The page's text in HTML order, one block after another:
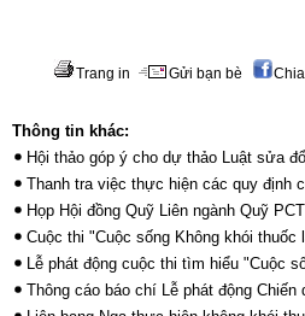
Trang in Gửi bạn bè
Thông tin khác:
Hội thảo góp ý cho dự thảo Luật sửa
Thanh tra việc thực hiện các quy định
Họp Hội đồng Quỹ Liên ngành Quỹ
Cuộc thi "Cuộc sống Không khói thuốc
Lễ phát động cuộc thi tìm hiểu "Cuộc
Thông cáo báo chí Lễ phát động